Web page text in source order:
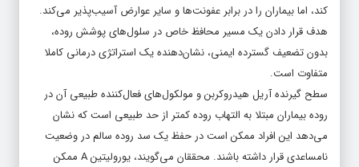
کند، اما بیماران را در برابر عفونت‌ها و سایر عوارض آسیب‌پذیر می‌کند.
هدف قرار دادن یک مسیر محافظ خاص در سلول‌های پوشش روده،
بدون تضعیف گسترده ایمنی، نشان‌دهنده یک استراتژی درمانی کاملا
متفاوت است.
سطح گیرنده آریل هیدروکربن و مولکول‌های فعال‌کننده طبیعی آن در
روده بیماران مبتلا به التهاب روده کمتر از حد طبیعی است که نشان
می‌دهد این افراد ممکن است در حفظ یک سد روده سالم در وضعیت
نامساعدی قرار داشته باشند. محققان می‌گویند، یورولیتین A ممکن